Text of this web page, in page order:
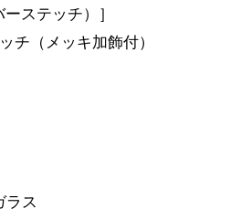
ステッチ）］
チ（メッキ加飾付）
ラス